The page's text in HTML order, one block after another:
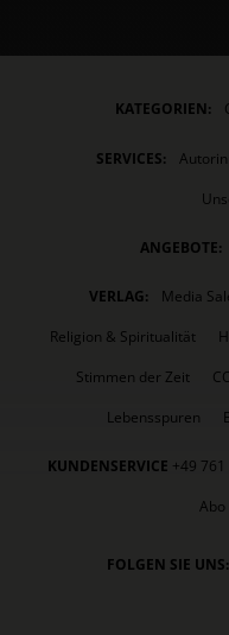
KATEGORIEN:
SERVICES:
ANGEBOTE:
VERLAG:
Media
Religion & Spiritualität
Stimmen der Zeit
Lebensspuren
KUNDENSERVICE +49
Abo
FOLGEN SIE UNS: